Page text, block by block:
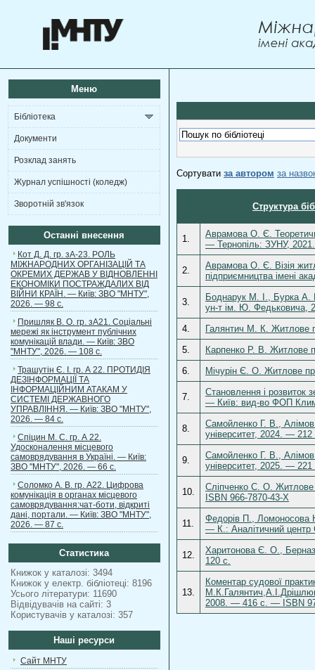
Меню
Бібліотека
Документи
Розклад занять
Журнал успішності (коледж)
Зворотній зв'язок
Останні внесення
Кот Д. Д. гр. зА-23. РОЛЬ
МІЖНАРОДНИХ ОРГАНІЗАЦІЙ ТА
ОКРЕМИХ ДЕРЖАВ У ВІДНОВЛЕННІ
ЕКОНОМІКИ ПОСТРАЖДАЛИХ ВІД
ВІЙНИ КРАЇН. — Київ: ЗВО "МНТУ",
2026. — 98 с.
Пришляк В. О. гр. зА21. Соціальні
мережі як інструмент публічних
комунікацій влади. — Київ: ЗВО
"МНТУ", 2026. — 108 с.
Трашутін Є. І. гр. А 22. ПРОТИДІЯ
ДЕЗІНФОРМАЦІЇ ТА
ІНФОРМАЦІЙНИМ АТАКАМ У
СИСТЕМІ ДЕРЖАВНОГО
УПРАВЛІННЯ. — Київ: ЗВО "МНТУ",
2026. — 84 с.
Спіцин М. С. гр. А 22.
Удосконалення місцевого
самоврядування в Україні. — Київ:
ЗВО "МНТУ", 2026. — 66 с.
Соломко А. В. гр. А22. Цифрова
комунікація в органах місцевого
самоврядування:чат-боти, відкриті
дані, портали. — Київ: ЗВО "МНТУ",
2026. — 87 с.
Статистика
Книжок у каталозі: 3494
Книжок у електр. бібліотеці: 8196
Усього літератури: 11690
Відвідувачів на сайті: 3
Користувачів у каталозі: 357
Наші ресурси
Сайт МНТУ
Сортувати за автором за
Структура
1.
Аврамова О. Є.
— Тернопіль: ЗУНУ,
2.
Аврамова О. Є. Візія
підприємництва імені
3.
Боднарук М. І., Бурка А.
ун-т ім. Ю. Федьковича,
4.
Галянтич М. К. Житлове
5.
Карпенко Р. В. Житлове
6.
Мічурін Є. О. Житлове
7.
Становлення і розвиток
— Київ: вид-во ФОП
8.
Самойленко Г. В.,
університет, 2024. — 212
9.
Самойленко Г. В.,
університет, 2025. — 221
10.
Сліпченко С. О. Житлове
ISBN 966-7870-43-Х
11.
Федорів П., Ломоносова
— К.: Аналітичний
12.
Харитонова Є. О.,
120 с.
13.
Коментар судової
2008. — 416 с. — ISBN